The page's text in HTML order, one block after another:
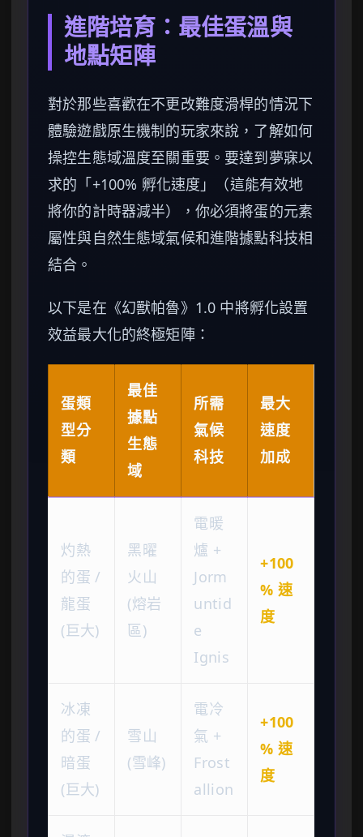
進階培育：最佳蛋溫與
地點矩陣
對於那些喜歡在不更改難度滑桿的情況下
體驗遊戲原生機制的玩家來說，了解如何
操控生態域溫度至關重要。要達到夢寐以
求的「+100% 孵化速度」（這能有效地
將你的計時器減半），你必須將蛋的元素
屬性與自然生態域氣候和進階據點科技相
結合。
以下是在《幻獸帕魯》1.0 中將孵化設置
效益最大化的終極矩陣：
蛋類
型分
類
最佳
據點
生態
域
所需
氣候
科技
最大
速度
加成
灼熱
的蛋 /
龍蛋
(巨大)
黑曜
火山
(熔岩
區)
電暖
爐 +
Jorm
untid
e
Ignis
+100
% 速
度
冰凍
的蛋 /
暗蛋
(巨大)
雪山
(雪峰)
電冷
氣 +
Frost
allion
+100
% 速
度